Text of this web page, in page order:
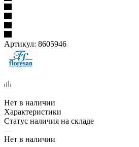
Артикул: 8605946
Нет в наличии
Характеристики
Статус наличия на складе
—
Нет в наличии